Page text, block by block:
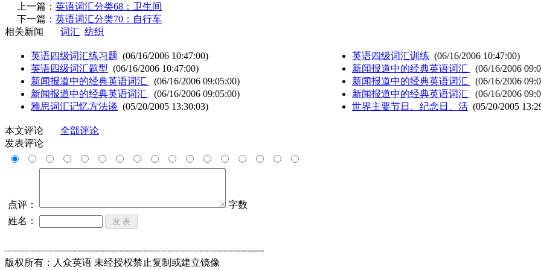
上一篇： 英语词汇分类68：卫生间
下一篇： 英语词汇分类70：自行车
相关新闻
词汇 纺织
英语四级词汇练习题 (06/16/2006 10:47:00)
英语四级词汇题型 (06/16/2006 10:47:00)
新闻报道中的经典英语词汇
(06/16/2006 09:05:00)
新闻报道中的经典英语词汇
(06/16/2006 09:05:00)
雅思词汇记忆方法谈 (05/20/2005 13:30:03)
英语四级词汇训练 (06/16/2006 10:47:00)
新闻报道中的经典英语词汇
(06/16/2006
新闻报道中的经典英语词汇
(06/16/2006
新闻报道中的经典英语词汇
(06/16/2006
世界主要节日、纪念日、活 (05/20/2005
本文评论
全部评论
发表评论
点评：
字数
姓名：
┈┈┈┈┈┈┈┈┈┈┈┈┈┈┈┈┈┈┈┈┈┈┈┈┈┈┈┈┈┈┈┈┈┈┈┈┈┈┈┈┈┈┈
版权所有：人众英语 未经授权禁止复制或建立镜像